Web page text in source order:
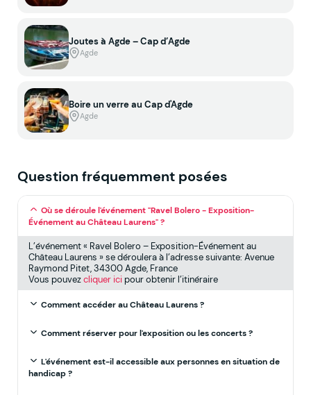
Joutes à Agde – Cap d’Agde
Agde
Boire un verre au Cap d'Agde
Agde
Question fréquemment posées
Où se déroule l'événement "Ravel Bolero - Exposition-
Événement au Château Laurens" ?
L’événement « Ravel Bolero – Exposition-Événement au
Château Laurens » se déroulera à l’adresse suivante: Avenue
Raymond Pitet, 34300 Agde, France
Vous pouvezcliquer icipour obtenir l’itinéraire
Comment accéder au Château Laurens ?
Comment réserver pour l'exposition ou les concerts ?
L'événement est-il accessible aux personnes en situation de
handicap ?